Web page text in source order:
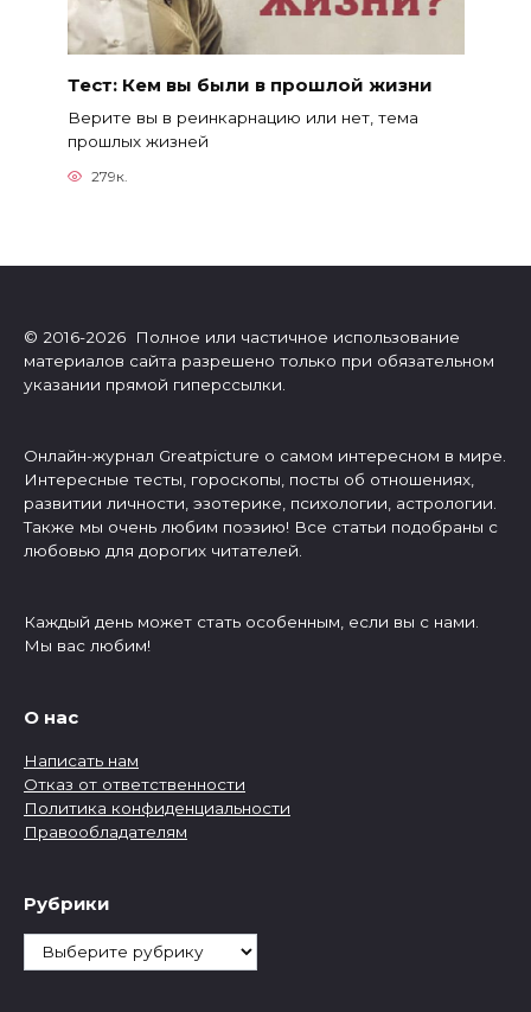
Тест: Кем вы были в прошлой жизни
Верите вы в реинкарнацию или нет, тема
прошлых жизней
279к.
© 2016-2026 Полное или частичное использование
материалов сайта разрешено только при обязательном
указании прямой гиперссылки.
Онлайн-журнал Greatpicture о самом интересном в мире.
Интересные тесты, гороскопы, посты об отношениях,
развитии личности, эзотерике, психологии, астрологии.
Также мы очень любим поэзию! Все статьи подобраны с
любовью для дорогих читателей.
Каждый день может стать особенным, если вы с нами.
Мы вас любим!
О нас
Написать нам
Отказ от ответственности
Политика конфиденциальности
Правообладателям
Рубрики
Рубрики